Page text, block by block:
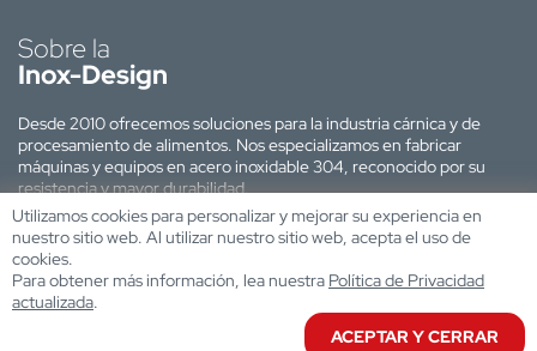
Sobre la
Inox-Design
Desde 2010 ofrecemos soluciones para la industria cárnica y de
procesamiento de alimentos. Nos especializamos en fabricar
máquinas y equipos en acero inoxidable 304, reconocido por su
resistencia y mayor durabilidad.
Sitio web desarrollado por:
Utilizamos cookies para personalizar y mejorar su experiencia en
nuestro sitio web. Al utilizar nuestro sitio web, acepta el uso de
cookies.
Para obtener más información, lea nuestra Política de Privacidad
actualizada.
ACEPTAR Y CERRAR